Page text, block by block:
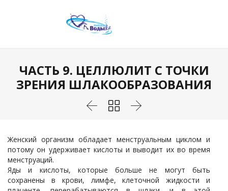
ЧАСТЬ 9. ЦЕЛЛЮЛИТ С ТОЧКИ
ЗРЕНИЯ ШЛАКООБРАЗОВАНИЯ
  
Женский организм обладает менструальным циклом и
потому он удерживает кислоты и выводит их во время
менструаций.
Яды и кислоты, которые больше не могут быть
сохранены в крови, лимфе, клеточной жидкости и